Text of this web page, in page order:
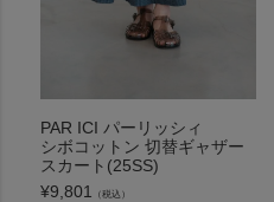
PAR ICI パーリッシィ
シボコットン 切替ギャザー
スカート(25SS)
¥9,801 （税込）